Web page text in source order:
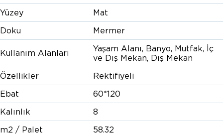
Yüzey
Mat
Doku
Mermer
Kullanım Alanları
Yaşam Alanı, Banyo, Mutfak, İç
ve Dış Mekan, Dış Mekan
Özellikler
Rektifiyeli
Ebat
60*120
Kalınlık
8
m2 / Palet
58.32